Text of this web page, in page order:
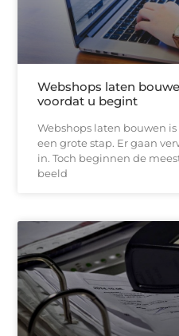
Webshops laten
voordat u begint
Webshops laten bouwen
een grote stap. Er gaan
in. Toch beginnen de
beeld